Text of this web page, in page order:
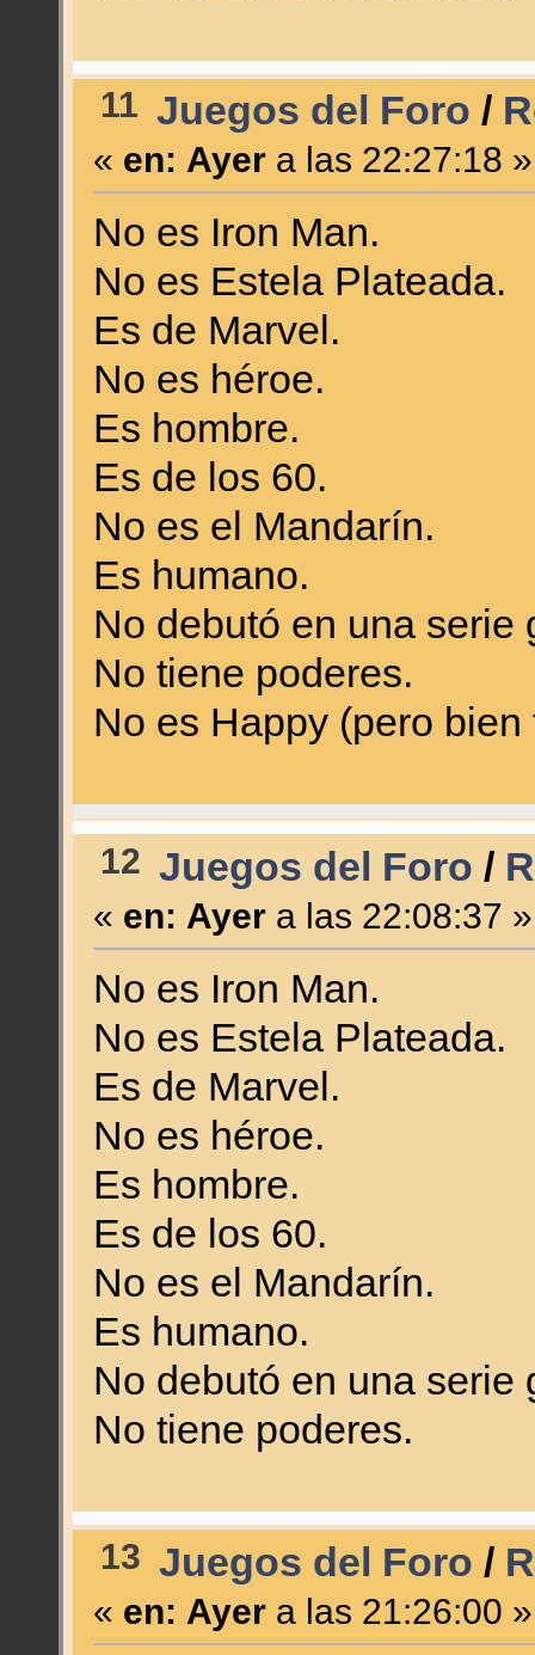
11 Juegos del Foro /
« en: Ayera las 22:27:18 »
No es Iron Man.
No es Estela Plateada.
Es de Marvel.
No es héroe.
Es hombre.
Es de los 60.
No es el Mandarín.
Es humano.
No debutó en una serie
No tiene poderes.
No es Happy (pero
12 Juegos del Foro /
« en: Ayera las 22:08:37 »
No es Iron Man.
No es Estela Plateada.
Es de Marvel.
No es héroe.
Es hombre.
Es de los 60.
No es el Mandarín.
Es humano.
No debutó en una serie
No tiene poderes.
13 Juegos del Foro /
« en: Ayera las 21:26:00 »